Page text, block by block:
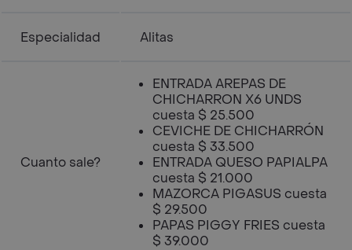
Especialidad Alitas
Cuanto sale?
ENTRADA AREPAS DE
CHICHARRON X6 UNDS
cuesta $ 25.500
CEVICHE DE CHICHARRÓN
cuesta $ 33.500
ENTRADA QUESO PAPIALPA
cuesta $ 21.000
MAZORCA PIGASUS cuesta
$ 29.500
PAPAS PIGGY FRIES cuesta
$ 39.000